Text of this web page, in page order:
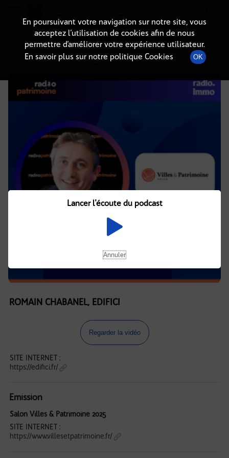
DÉTAILS DE L'ÉMISSION
ROMAIN CHABANEL, EDIFICI
Regarder la vidéo
SITE INTERNET :
https://edifici.fr/
Emission
Salon Villes & Patrimoine 2025
SITE INTERNET :
https://www.villesetpatrimoine.fr/
En poursuivant votre navigation sur notre site, vous
acceptez l’utilisation de cookies afin de nous
permettre d’améliorer votre expérience utilisateur.
En savoir plus sur notre politique Cookies
OK
Lancer l'écoute du podcast
Annuler